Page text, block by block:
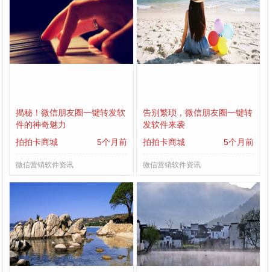
揭秘！微信朋友圈一键转发软
件的神奇魅力
拍拍卡商城
5个月前
微信营销软件资讯
告别繁琐，微信朋友圈一键转
发软件来袭
拍拍卡商城
5个月前
微信营销软件资讯